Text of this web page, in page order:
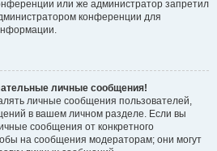
или же администратор запретил
конференции для
личные сообщения!
личные сообщения пользователей,
в вашем личном разделе. Если вы
сообщения от конкретного
на сообщения модераторам; они могут